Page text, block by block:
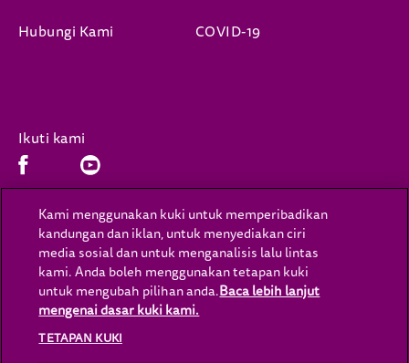
Hubungi Kami
COVID-19
Ikuti kami
Facebook (opens in new window)
Youtube (opens in new window)
Privasi(opens in new window) Cookies(opens in new window)
(opens in new window) Kebolehcapaian(opens in new window)
Hubungi Kami Tetapan Kuki
Kerjaya(opens in new window)
Kami menggunakan kuki untuk memperibadikan
kandungan dan iklan, untuk menyediakan ciri
media sosial dan untuk menganalisis lalu lintas
kami. Anda boleh menggunakan tetapan kuki
untuk mengubah pilihan anda.Baca lebih lanjut
mengenai dasar kuki kami.
TETAPAN KUKI